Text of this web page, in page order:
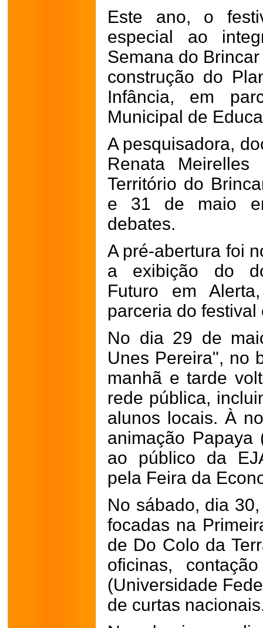
Este ano, o
especial ao
Semana do
construção do
Infância, em
Municipal de
A pesquisadora,
Renata Meirelles
Território do
e 31 de maio
debates.
A pré-abertura foi
a exibição do
Futuro em
parceria do
No dia 29 de
Unes Pereira", no
manhã e tarde
rede pública,
alunos locais. À
animação Papaya
ao público da
pela Feira da
No sábado, dia
focadas na
de Do Colo da
oficinas,
(Universidade
de curtas